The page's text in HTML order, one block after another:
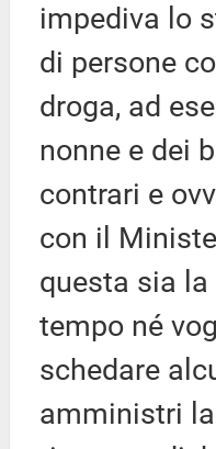
impediva lo
di persone
droga, ad
nonne e dei
contrari e
con il
questa sia
tempo né
schedare
amministri